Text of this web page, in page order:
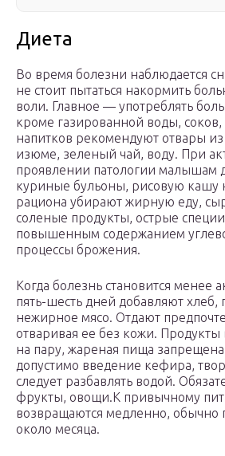
Диета
Во время болезни наблюдается
не стоит пытаться накормить
воли. Главное — употреблять
кроме газированной воды,
напитков рекомендуют отвары из
изюме, зеленый чай, воду. При
проявлении патологии малышам
куриные бульоны, рисовую кашу
рациона убирают жирную еду,
соленые продукты, острые
повышенным содержанием
процессы брожения.
Когда болезнь становится менее
пять-шесть дней добавляют
нежирное мясо. Отдают
отваривая ее без кожи. Продукты
на пару, жареная пища
допустимо введение кефира,
следует разбавлять водой.
фрукты, овощи.К привычному
возвращаются медленно, обычно
около месяца.